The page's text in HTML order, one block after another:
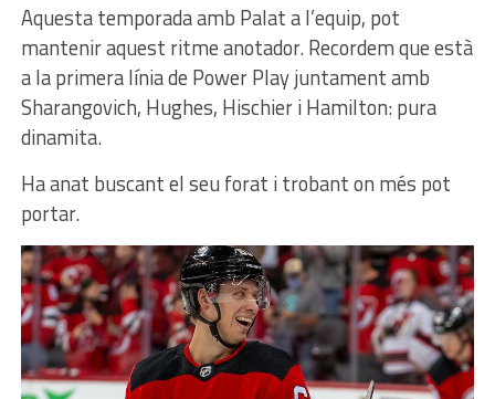
Aquesta temporada amb Palat a l’equip, pot
mantenir aquest ritme anotador. Recordem que està
a la primera línia de Power Play juntament amb
Sharangovich, Hughes, Hischier i Hamilton: pura
dinamita.
Ha anat buscant el seu forat i trobant on més pot
portar.